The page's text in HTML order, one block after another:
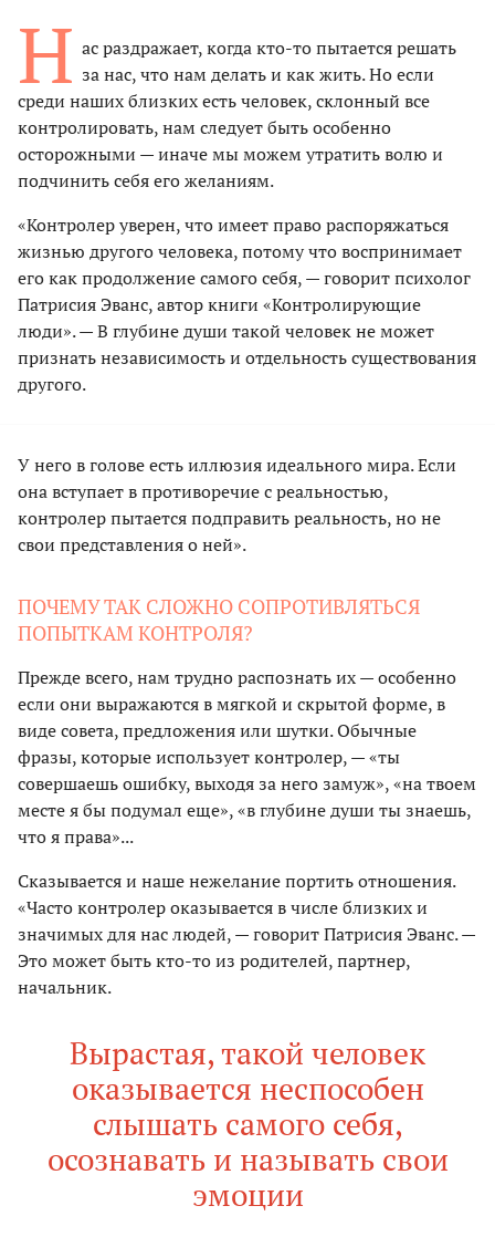
Н ас раздражает, когда кто-то пытается решать
за нас, что нам делать и как жить. Но если
среди наших близких есть человек, склонный все
контролировать, нам следует быть особенно
осторожными — иначе мы можем утратить волю и
подчинить себя его желаниям.
«Контролер уверен, что имеет право распоряжаться
жизнью другого человека, потому что воспринимает
его как продолжение самого себя, — говорит психолог
Патрисия Эванс, автор книги «Контролирующие
люди». — В глубине души такой человек не может
признать независимость и отдельность существования
другого.
У него в голове есть иллюзия идеального мира. Если
она вступает в противоречие с реальностью,
контролер пытается подправить реальность, но не
свои представления о ней».
ПОЧЕМУ ТАК СЛОЖНО СОПРОТИВЛЯТЬСЯ
ПОПЫТКАМ КОНТРОЛЯ?
Прежде всего, нам трудно распознать их — особенно
если они выражаются в мягкой и скрытой форме, в
виде совета, предложения или шутки. Обычные
фразы, которые использует контролер, — «ты
совершаешь ошибку, выходя за него замуж», «на твоем
месте я бы подумал еще», «в глубине души ты знаешь,
что я права»...
Сказывается и наше нежелание портить отношения.
«Часто контролер оказывается в числе близких и
значимых для нас людей, — говорит Патрисия Эванс. —
Это может быть кто-то из родителей, партнер,
начальник.
Вырастая, такой человек
оказывается неспособен
слышать самого себя,
осознавать и называть свои
эмоции